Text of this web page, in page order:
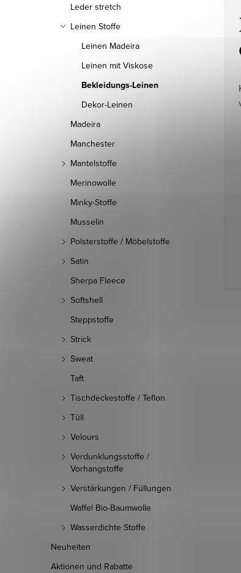
Leder stretch
Leinen Stoffe
Leinen Madeira
Leinen mit Viskose
Bekleidungs-Leinen
Dekor-Leinen
Madeira
Manchester
Mantelstoffe
Merinowolle
Minky-Stoffe
Musselin
Polsterstoffe / Möbelstoffe
Satin
Sherpa Fleece
Softshell
Steppstoffe
Strick
Sweat
Taft
Tischdeckestoffe / Teflon
Tüll
Velours
Verdunklungsstoffe /
Vorhangstoffe
Verstärkungen / Füllungen
Waffel Bio-Baumwolle
Wasserdichte Stoffe
Neuheiten
Aktionen und Rabatte